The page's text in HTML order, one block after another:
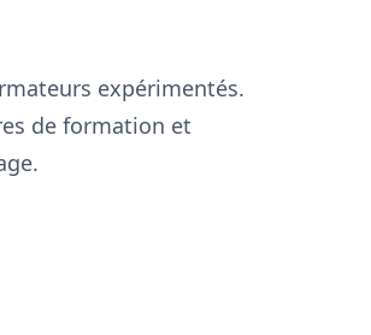
expérimentés.
de formation et